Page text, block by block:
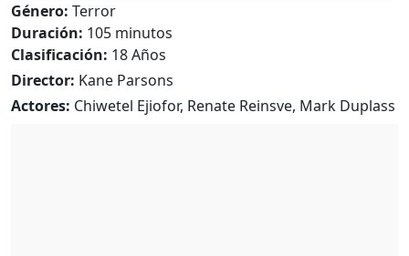
Género: Terror
Duración: 105 minutos
Clasificación: 18 Años
Director: Kane Parsons
Actores: Chiwetel Ejiofor, Renate Reinsve, Mark Duplass